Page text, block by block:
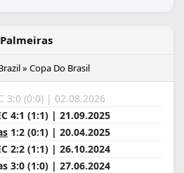
» Copa Do Brasil
3:0 (0:0) | 02.08.2026
4:1 (1:1) | 21.09.2025
1:2 (0:1) | 20.04.2025
2:2 (1:1) | 26.10.2024
3:0 (1:0) | 27.06.2024